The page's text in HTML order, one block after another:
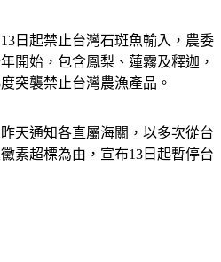
日起禁止台灣石斑魚輸入，農委
開始，包含鳳梨、蓮霧及釋迦，
突襲禁止台灣農漁產品。
天通知各直屬海關，以多次從台
素超標為由，宣布13日起暫停台